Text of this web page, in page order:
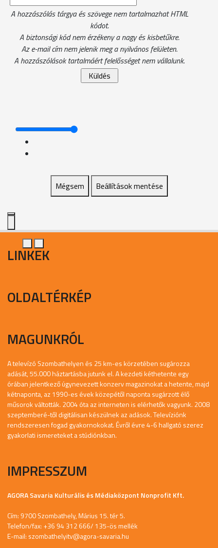
A hozzászólás tárgya és szövege nem tartalmazhat HTML
kódot.
A biztonsági kód nem érzékeny a nagy és kisbetűkre.
Az e-mail cím nem jelenik meg a nyilvános felületen.
A hozzászólások tartalmáért felelősséget nem vállalunk.
Mégsem Beállítások mentése
LINKEK
OLDALTÉRKÉP
MAGUNKRÓL
A televízó Szombathelyen és 25 km-es körzetében sugározza
adását, 55.000 háztartásba jutunk el. A kezdeti kéthetente egy
órában jelentkező úgynevezett konzerv magazinokat a hetente, majd
kétnaponta, az 1990-es évek közepétől naponta sugárzott élő
műsorok váltották. 2004 óta az interneten is elérhetők vagyunk. 2008
szeptemberé-től digitálisan készülnek az adások. Televíziónk
rendszeresen fogad gyakornokokat. Évről évre 4-6 hallgató szerez
gyakorlati ismereteket a stúdiónkban.
IMPRESSZUM
AGORA Savaria Kulturális és Médiaközpont Nonprofit Kft.
Cím: 9700 Szombathely, Márius 15. tér 5.
Telefon/fax: +36 94 312 666/ 135-ös mellék
E-mail: szombathelyitv@agora-savaria.hu